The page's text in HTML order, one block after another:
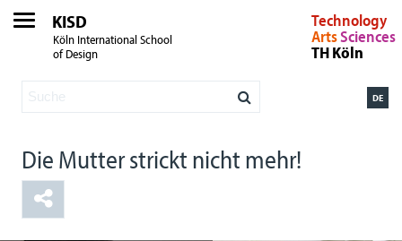
KISD
Köln International School
of Design
Technology
ArtsSciences
TH Köln
DE
Die Mutter strickt nicht mehr!